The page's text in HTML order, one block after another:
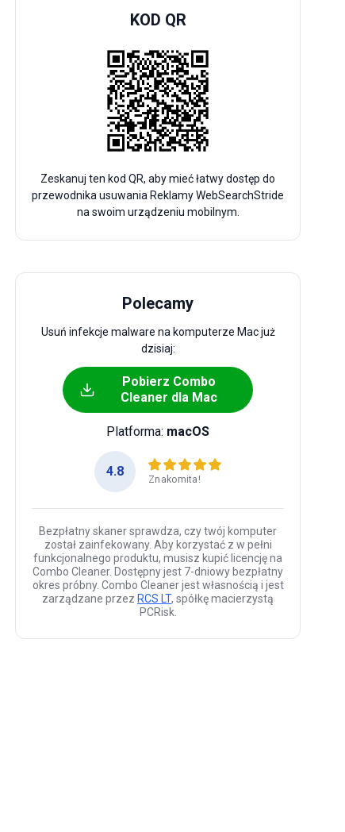
KOD QR
Zeskanuj ten kod QR, aby mieć łatwy dostęp do
przewodnika usuwania Reklamy WebSearchStride
na swoim urządzeniu mobilnym.
Polecamy
Usuń infekcje malware na komputerze Mac już
dzisiaj:
Pobierz Combo
Cleaner dla Mac
Platforma: macOS
4.8
Znakomita!
Bezpłatny skaner sprawdza, czy twój komputer
został zainfekowany. Aby korzystać z w pełni
funkcjonalnego produktu, musisz kupić licencję na
Combo Cleaner. Dostępny jest 7-dniowy bezpłatny
okres próbny. Combo Cleaner jest własnością i jest
zarządzane przez RCS LT, spółkę macierzystą
PCRisk.